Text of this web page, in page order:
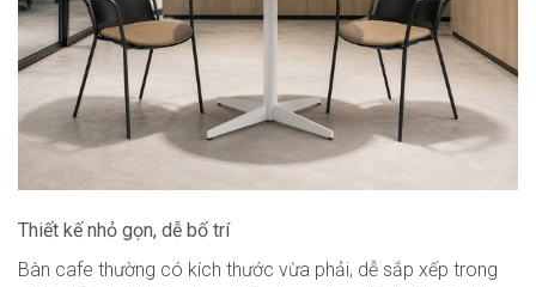
Thiết kế nhỏ gọn, dễ bố trí
Bàn cafe thường có kích thước vừa phải, dễ sắp xếp trong